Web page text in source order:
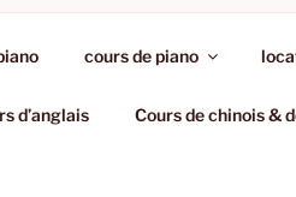
cours de piano
d’anglais Cours de chinois &